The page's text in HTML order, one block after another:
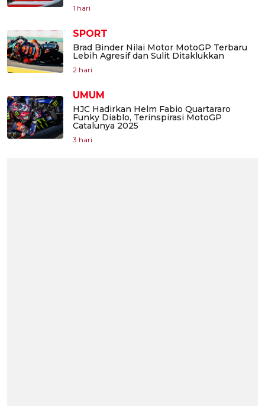
1 hari
SPORT
Brad Binder Nilai Motor MotoGP Terbaru
Lebih Agresif dan Sulit Ditaklukkan
2 hari
UMUM
HJC Hadirkan Helm Fabio Quartararo
Funky Diablo, Terinspirasi MotoGP
Catalunya 2025
3 hari